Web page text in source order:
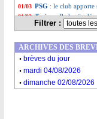
01/03 PSG : le club apporte
01/03 Torino: Radonjic
Liste des brèves
Filtrer :
ARCHIVES DES
. brèves du jour
. mardi 04/08/2026
. dimanche 02/08/2026